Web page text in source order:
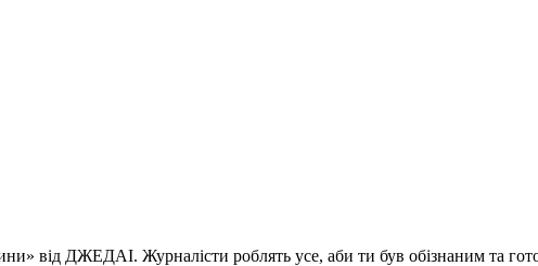
від ДЖЕДАІ. Журналісти роблять усе, аби ти був обізнаним та